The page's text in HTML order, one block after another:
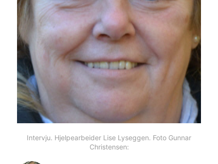
Intervju. Hjelpearbeider Lise Lyseggen. Foto Gunnar
Christensen: